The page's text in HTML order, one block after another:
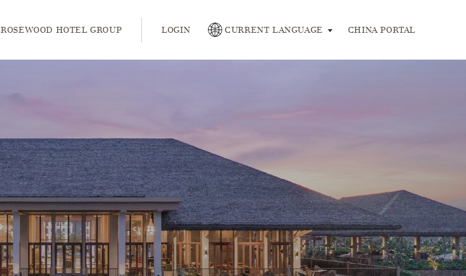
ROSEWOOD HOTEL GROUP LOGIN CURRENT LANGUAGE CHINA PORTAL